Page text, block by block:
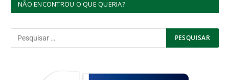
NÃO ENCONTROU O QUE QUERIA?